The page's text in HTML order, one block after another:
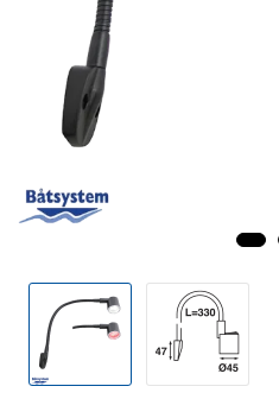
Fortøyning
Fritid/Sikkerhet
Seil
Outlet
Kampanje